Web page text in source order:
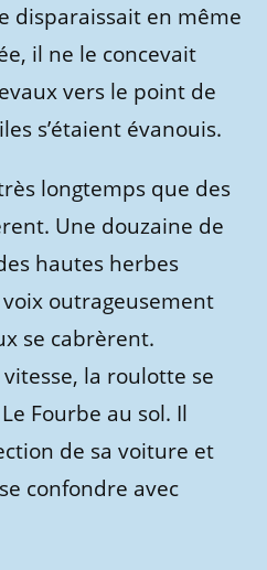
disparaissait en même
il ne le concevait
vers le point de
s’étaient évanouis.
longtemps que des
Une douzaine de
hautes herbes
outrageusement
se cabrèrent.
la roulotte se
Fourbe au sol. Il
de sa voiture et
confondre avec